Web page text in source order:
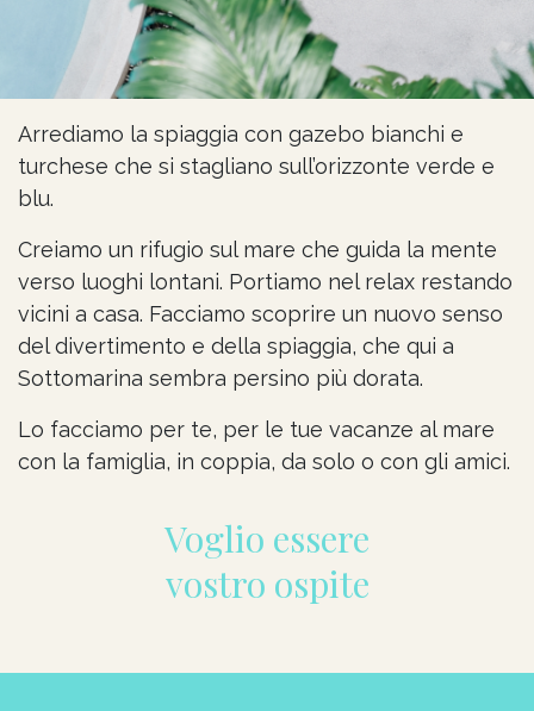
Arrediamo la spiaggia con gazebo bianchi e
turchese che si stagliano sull’orizzonte verde e
blu.
Creiamo un rifugio sul mare che guida la mente
verso luoghi lontani. Portiamo nel relax restando
vicini a casa. Facciamo scoprire un nuovo senso
del divertimento e della spiaggia, che qui a
Sottomarina sembra persino più dorata.
Lo facciamo per te, per le tue vacanze al mare
con la famiglia, in coppia, da solo o con gli amici.
Voglio essere
vostro ospite